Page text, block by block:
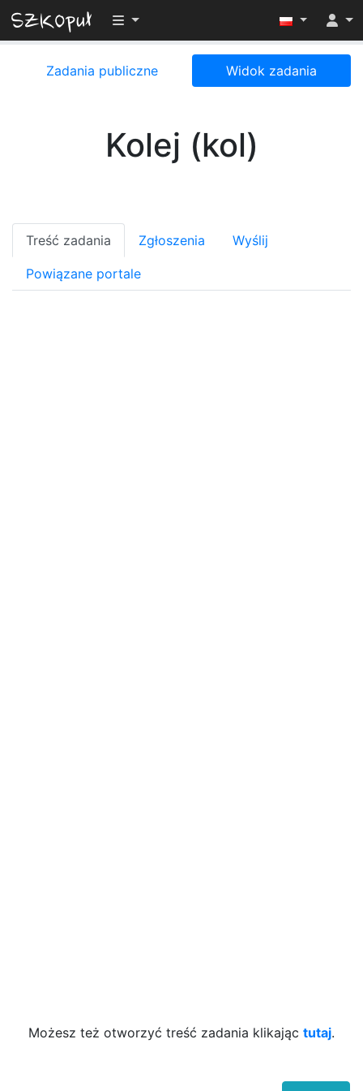
Przełącz widoczność menu
Zadania publiczne Widok zadania
Kolej (kol)
Treść zadania Zgłoszenia Wyślij
Powiązane portale
Możesz też otworzyć treść zadania klikając tutaj.